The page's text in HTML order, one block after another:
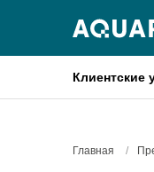
Клиентские
Главная /